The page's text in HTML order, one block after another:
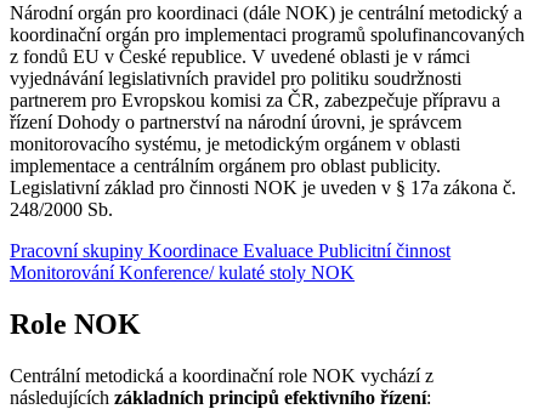
Národní orgán pro koordinaci (dále NOK) je centrální metodický a
koordinační orgán pro implementaci programů spolufinancovaných
z fondů EU v České republice. V uvedené oblasti je v rámci
vyjednávání legislativních pravidel pro politiku soudržnosti
partnerem pro Evropskou komisi za ČR, zabezpečuje přípravu a
řízení Dohody o partnerství na národní úrovni, je správcem
monitorovacího systému, je metodickým orgánem v oblasti
implementace a centrálním orgánem pro oblast publicity.
Legislativní základ pro činnosti NOK je uveden v § 17a zákona č.
248/2000 Sb.
Pracovní skupiny Koordinace Evaluace Publicitní činnost
MonitorováníKonference/ kulaté stoly NOK
Role NOK
Centrální metodická a koordinační role NOK vychází z
následujících základních principů efektivního řízení: